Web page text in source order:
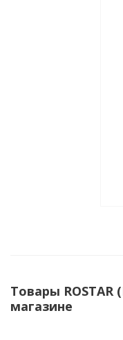
Товары
магазине